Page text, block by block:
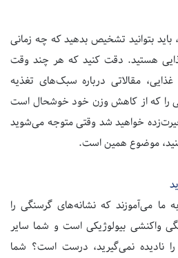
بتوانید تشخیص بدهید که چه زمانی
هستید. دقت کنید که هر چند وقت
غذایی، مقالاتی درباره سبک‌های تغذیه
را که از کاهش وزن خود خوشحال است
خواهید شد وقتی متوجه می‌شوید
موضوع همین است.
ما می‌آموزند که نشانه‌های گرسنگی را
واکنشی بیولوژیکی است و شما سایر
را نادیده نمی‌گیرید، درست است؟ شما